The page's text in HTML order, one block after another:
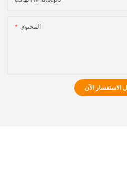
المحتوى
الاستفسار الآن